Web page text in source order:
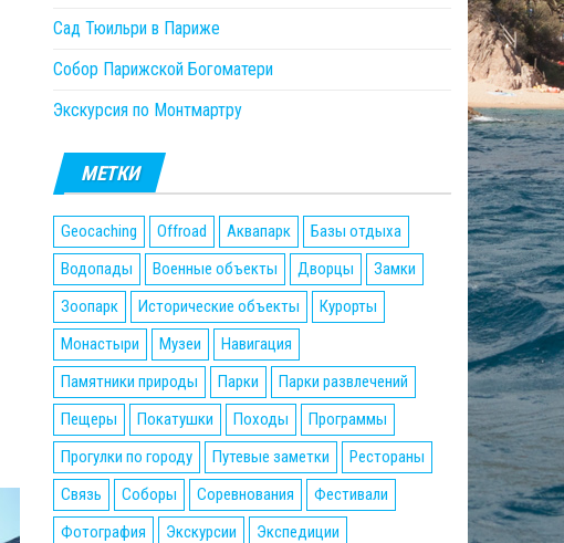
Сад Тюильри в Париже
Собор Парижской Богоматери
Экскурсия по Монтмартру
МЕТКИ
Geocaching Offroad Аквапарк
Базы отдыха
Водопады
Военные объекты Дворцы
Замки
Зоопарк
Исторические объекты
Курорты
Монастыри
Музеи
Навигация
Памятники природы
Парки
Парки развлечений
Пещеры
Покатушки Походы
Программы
Прогулки по городу
Путевые заметки
Рестораны
Связь
Соборы Соревнования
Фестивали
Фотография
Экскурсии Экспедиции